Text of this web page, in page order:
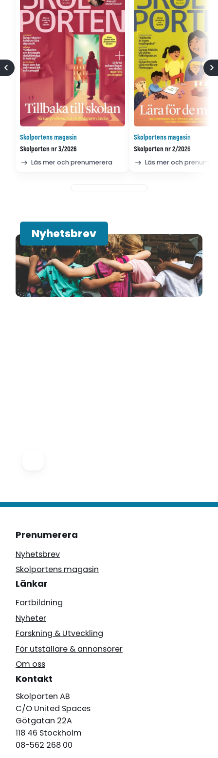
Skolportens magasin
Skolporten nr 3/2026
Läs mer och prenumerera
Skolportens magasin
Skolporten nr 2/2026
Läs mer och
Nyhetsbrev
Prenumerera
Nyhetsbrev
Skolportens magasin
Länkar
Fortbildning
Nyheter
Forskning & Utveckling
För utställare & annonsörer
Om oss
Kontakt
Skolporten AB
C/O United Spaces
Götgatan 22A
118 46 Stockholm
08-562 268 00